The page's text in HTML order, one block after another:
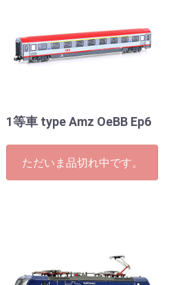
1等車 type Amz OeBB Ep6
ただいま品切れ中です。